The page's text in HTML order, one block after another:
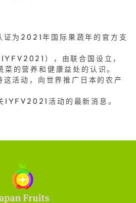
为2021年国际果蔬年的官方支
），由联合国设立，
菜的营养和健康益处的认识。
活动，向世界推广日本的农产
IYFV2021活动的最新消息。